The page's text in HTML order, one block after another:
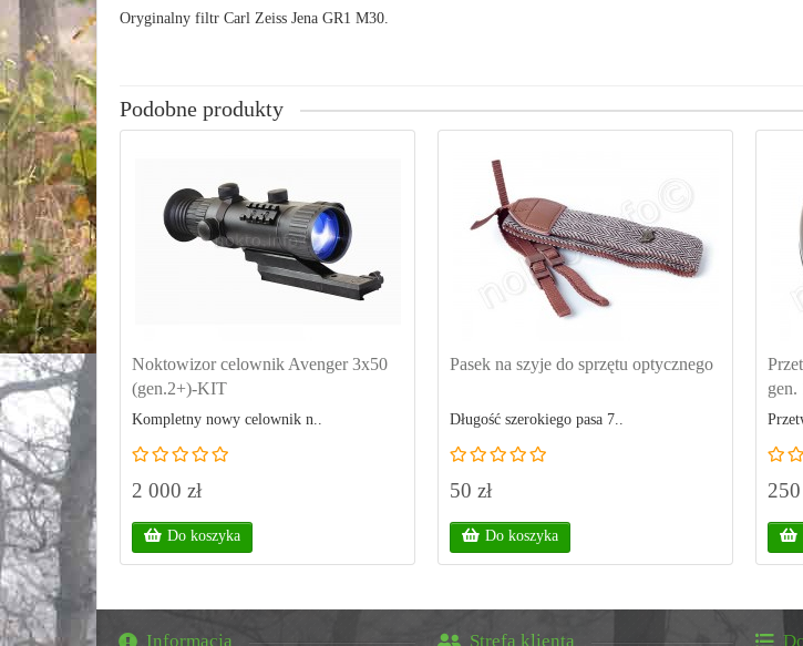
Oryginalny filtr Carl Zeiss Jena GR1 M30.
Podobne produkty
Noktowizor celownik Avenger 3x50
(gen.2+)-KIT
Kompletny nowy celownik n..
2 000 zł
Do koszyka
Pasek na szyje do sprzętu optycznego
Długość szerokiego pasa 7..
50 zł
Do koszyka
gen.
250
Informacja Strefa klienta